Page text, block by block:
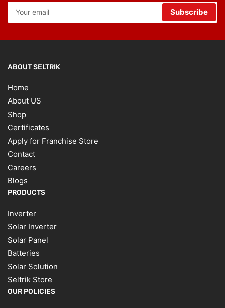
Your
email
Subscribe
ABOUT SELTRIK
Home
About US
Shop
Certificates
Apply for Franchise Store
Contact
Careers
Blogs
PRODUCTS
Inverter
Solar Inverter
Solar Panel
Batteries
Solar Solution
Seltrik Store
OUR POLICIES